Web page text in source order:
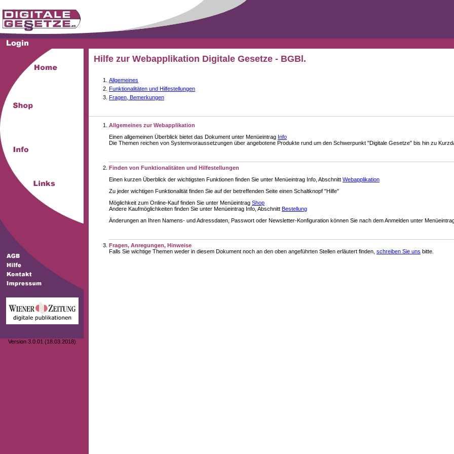
Version 3.0.01 (18.03.2018)
Hilfe zur Webapplikation Digitale Gesetze - BGBl.
Allgemeines
Funktionalitäten und Hilfestellungen
Fragen, Bemerkungen
Allgemeines zur Webapplikation
Einen allgemeinen Überblick bietet das Dokument unter Menüeintrag Info
Die Themen reichen von Systemvoraussetzungen über angebotene Produkte rund um den Schwerpunkt "Digitale Gesetze" bis hin zu
Finden von Funktionalitäten und Hilfestellungen
Einen kurzen Überblick der wichtigsten Funktionen finden Sie unter Menüeintrag Info, Abschnitt Webapplikation
Zu jeder wichtigen Funktionalität finden Sie auf der betreffenden Seite einen Schaltknopf "Hilfe"
Möglichkeit zum Online-Kauf finden Sie unter Menüeintrag Shop
Andere Kaufmöglichkeiten finden Sie unter Menüeintrag Info, Abschnitt Bestellung
Änderungen an Ihren Namens- und Adressdaten, Passwort oder Newsletter-Konfiguration können Sie nach dem Anmelden unter
Fragen, Anregungen, Hinweise
Falls Sie wichtige Themen weder in diesem Dokument noch an den oben angeführten Stellen erläutert finden, schreiben Sie uns bitte.